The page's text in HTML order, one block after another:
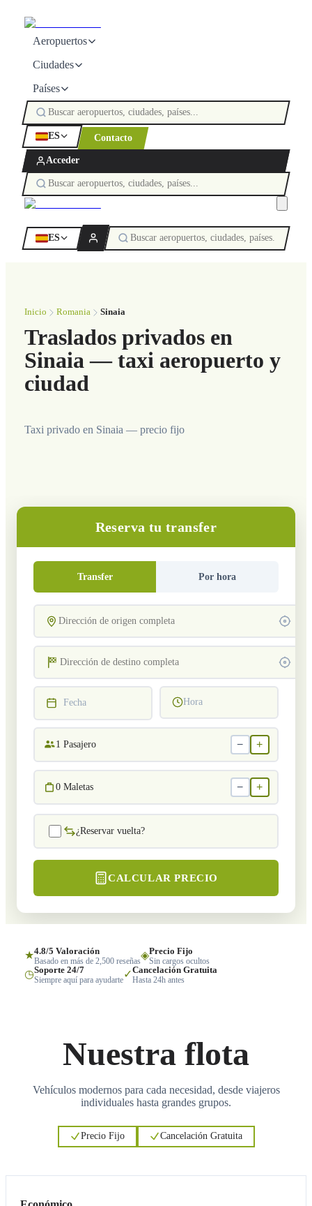
Aeropuertos
Ciudades
Países
ES Contacto
Acceder
ES
Inicio Romania Sinaia
Traslados privados en
Sinaia — taxi aeropuerto y
ciudad
Taxi privado en Sinaia — precio fijo
Reserva tu transfer
Transfer Por hora
Fecha Hora
1 Pasajero − +
0 Maletas − +
¿Reservar vuelta?
CALCULAR PRECIO
★4.8/5 Valoración
Basado en más de 2,500 reseñas◈Precio Fijo
Sin cargos ocultos
◷Soporte 24/7
Siempre aquí para ayudarte✓Cancelación Gratuita
Hasta 24h antes
Nuestra flota
Vehículos modernos para cada necesidad, desde viajeros
individuales hasta grandes grupos.
Precio Fijo Cancelación Gratuita